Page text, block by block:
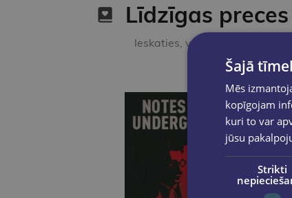
Līdzīgas preces
Ieskaties, varbūt noder
Šajā
Mēs
kopīgojam
kuri to var
jūsu
Strikti